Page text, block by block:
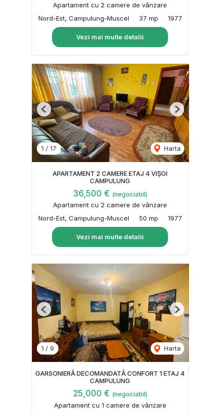
Apartament cu 2 camere de vânzare
Nord-Est, Campulung-Muscel
37 mp 1977
Vezi mai multe detalii
1 / 17 Harta
Previous Next
APARTAMENT 2 CAMERE ETAJ 4 VIȘOI
CAMPULUNG
36,500 € (negociabil)
Apartament cu 2 camere de vânzare
Nord-Est, Campulung-Muscel
50 mp 1977
Vezi mai multe detalii
1 / 9 Harta
Previous Next
GARSONIERĂ DECOMANDATĂ CONFORT 1 ETAJ 4
CAMPULUNG
25,000 € (negociabil)
Apartament cu 1 camere de vânzare